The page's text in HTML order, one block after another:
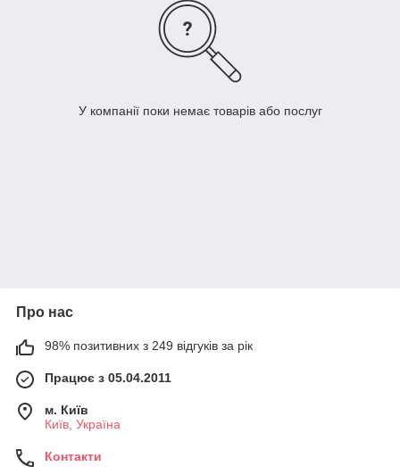
У компанії поки немає товарів або послуг
Про нас
98% позитивних з 249 відгуків за рік
Працює з 05.04.2011
м. Київ
Київ, Україна
Контакти